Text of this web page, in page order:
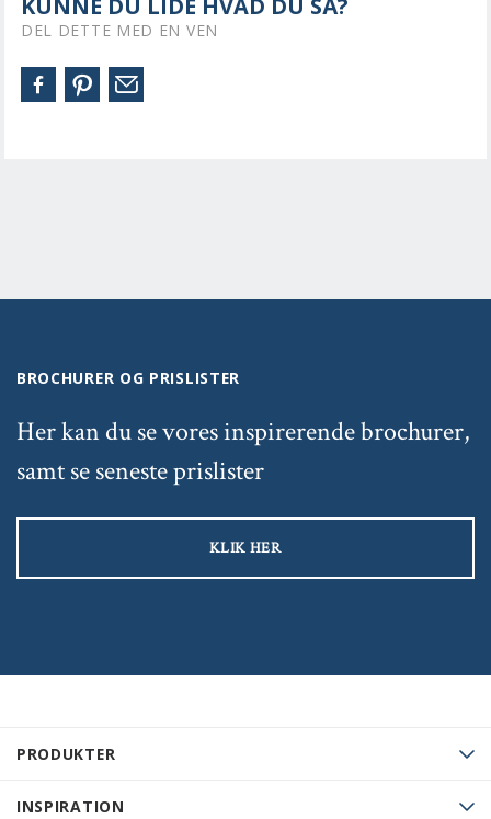
KUNNE DU LIDE HVAD DU SÅ?
DEL DETTE MED EN VEN
PRODUKTER
INSPIRATION
BROCHURER OG PRISLISTER
Her kan du se vores inspirerende brochurer,
samt se seneste prislister
KLIK HER